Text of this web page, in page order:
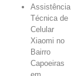
Assistência
Técnica de
Celular
Xiaomi no
Bairro
Capoeiras